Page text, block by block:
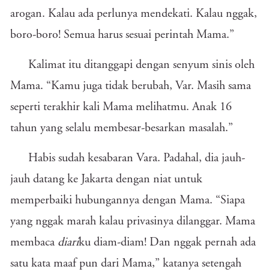
arogan. Kalau ada perlunya mendekati. Kalau nggak,
boro-boro! Semua harus sesuai perintah Mama.”
Kalimat itu ditanggapi dengan senyum sinis oleh
Mama. “Kamu juga tidak berubah, Var. Masih sama
seperti terakhir kali Mama melihatmu. Anak 16
tahun yang selalu membesar-besarkan masalah.”
Habis sudah kesabaran Vara. Padahal, dia jauh-
jauh datang ke Jakarta dengan niat untuk
memperbaiki hubungannya dengan Mama. “Siapa
yang nggak marah kalau privasinya dilanggar. Mama
membaca diariku diam-diam! Dan nggak pernah ada
satu kata maaf pun dari Mama,” katanya setengah